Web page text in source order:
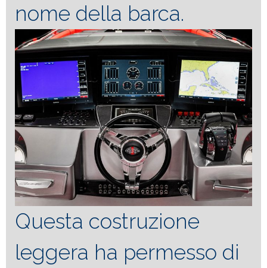
nome della barca.
Questa costruzione
leggera ha permesso di